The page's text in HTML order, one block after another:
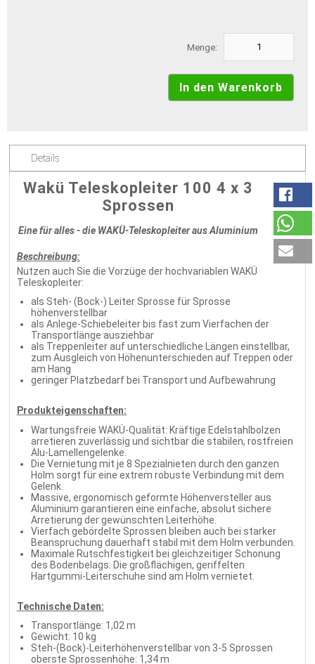
Menge:
Details
Wakü Teleskopleiter 100 4 x 3
Sprossen
Eine für alles - die WAKÜ-Teleskopleiter aus Aluminium
Beschreibung:
Nutzen auch Sie die Vorzüge der hochvariablen WAKÜ
Teleskopleiter:
als Steh- (Bock-) Leiter Sprosse für Sprosse
höhenverstellbar
als Anlege-Schiebeleiter bis fast zum Vierfachen der
Transportlänge ausziehbar
als Treppenleiter auf unterschiedliche Längen einstellbar,
zum Ausgleich von Höhenunterschieden auf Treppen oder
am Hang
geringer Platzbedarf bei Transport und Aufbewahrung
Produkteigenschaften:
Wartungsfreie WAKÜ-Qualität: Kräftige Edelstahlbolzen
arretieren zuverlässig und sichtbar die stabilen, rostfreien
Alu-Lamellengelenke.
Die Vernietung mit je 8 Spezialnieten durch den ganzen
Holm sorgt für eine extrem robuste Verbindung mit dem
Gelenk.
Massive, ergonomisch geformte Höhenversteller aus
Aluminium garantieren eine einfache, absolut sichere
Arretierung der gewünschten Leiterhöhe.
Vierfach gebördelte Sprossen bleiben auch bei starker
Beanspruchung dauerhaft stabil mit dem Holm verbunden.
Maximale Rutschfestigkeit bei gleichzeitiger Schonung
des Bodenbelags: Die großflächigen, geriffelten
Hartgummi-Leiterschuhe sind am Holm vernietet.
Technische Daten:
Transportlänge: 1,02 m
Gewicht: 10 kg
Steh-(Bock)-Leiterhöhenverstellbar von 3-5 Sprossen
oberste Sprossenhöhe: 1,34 m